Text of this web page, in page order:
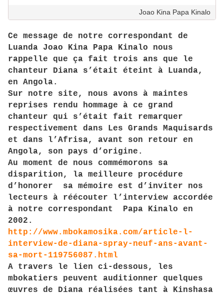
Joao Kina Papa Kinalo
Ce message de notre correspondant de
Luanda Joao Kina Papa Kinalo nous
rappelle que ça fait trois ans que le
chanteur Diana s’était éteint à Luanda,
en Angola.
Sur notre site, nous avons à maintes
reprises rendu hommage à ce grand
chanteur qui s’était fait remarquer
respectivement dans Les Grands Maquisards
et dans l’Afrisa, avant son retour en
Angola, son pays d’origine.
Au moment de nous commémorons sa
disparition, la meilleure procédure
d’honorer sa mémoire est d’inviter nos
lecteurs à réécouter l’interview accordée
à notre correspondant Papa Kinalo en
2002.
http://www.mbokamosika.com/article-l-
interview-de-diana-spray-neuf-ans-avant-
sa-mort-119756087.html
A travers le lien ci-dessous, les
mbokatiers peuvent auditionner quelques
œuvres de Diana réalisées tant à Kinshasa